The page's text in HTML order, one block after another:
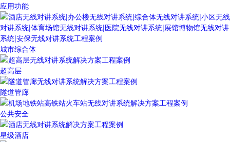
应用功能
城市综合体
超高层
隧道管廊
公共安全
星级酒店